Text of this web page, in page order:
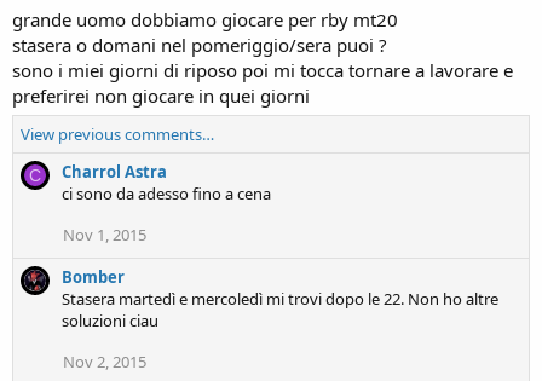
grande uomo dobbiamo giocare per rby mt20
stasera o domani nel pomeriggio/sera puoi ?
sono i miei giorni di riposo poi mi tocca tornare a lavorare e
preferirei non giocare in quei giorni
View previous comments…
C
Charrol Astra
ci sono da adesso fino a cena
Nov 1, 2015
Bomber
Stasera martedì e mercoledì mi trovi dopo le 22. Non ho altre
soluzioni ciau
Nov 2, 2015